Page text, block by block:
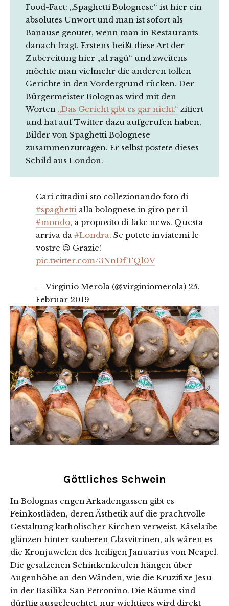
Food-Fact: „Spaghetti Bolognese“ ist hier ein
absolutes Unwort und man ist sofort als
Banause geoutet, wenn man in Restaurants
danach fragt. Erstens heißt diese Art der
Zubereitung hier „al ragú“ und zweitens
möchte man vielmehr die anderen tollen
Gerichte in den Vordergrund rücken. Der
Bürgermeister Bolognas wird mit den
Worten „Das Gericht gibt es gar nicht.“ zitiert
und hat auf Twitter dazu aufgerufen haben,
Bilder von Spaghetti Bolognese
zusammenzutragen. Er selbst postete dieses
Schild aus London.
Cari cittadini sto collezionando foto di
#spaghetti alla bolognese in giro per il
#mondo, a proposito di fake news. Questa
arriva da #Londra. Se potete inviatemi le
vostre 😉 Grazie!
pic.twitter.com/3NnDfTQl0V
— Virginio Merola (@virginiomerola) 25.
Februar 2019
Göttliches Schwein
In Bolognas engen Arkadengassen gibt es
Feinkostläden, deren Ästhetik auf die prachtvolle
Gestaltung katholischer Kirchen verweist. Käselaibe
glänzen hinter sauberen Glasvitrinen, als wären es
die Kronjuwelen des heiligen Januarius von Neapel.
Die gesalzenen Schinkenkeulen hängen über
Augenhöhe an den Wänden, wie die Kruzifixe Jesu
in der Basilika San Petronino. Die Räume sind
dürftig ausgeleuchtet, nur wichtiges wird direkt